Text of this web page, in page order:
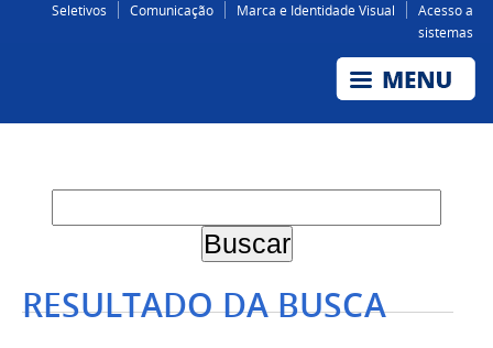
Seletivos
Comunicação Marca e Identidade Visual
Acesso a
sistemas
RESULTADO DA BUSCA